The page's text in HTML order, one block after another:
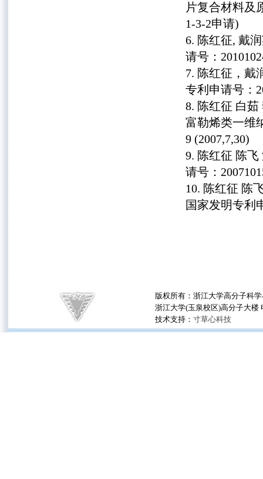
片复合材料及
1-3-2申请)
陈红征, 戴
请号：
陈红征，戴
专利申请号：
陈红征 白
富勒烯类一维
9 (2007,7,30)
陈红征 陈
请号：
陈红征 陈
国家发明专利
版权所有：浙江大学高分子
浙江大学(玉泉校区)高分子大楼
技术支持： 寸草心科技